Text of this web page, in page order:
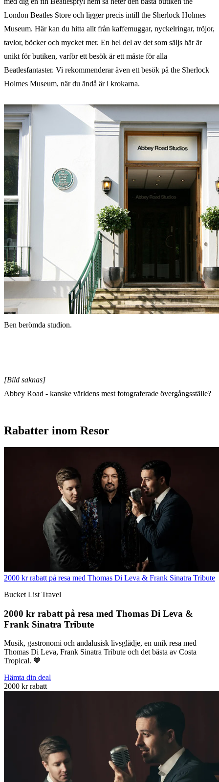
London Beatles Store och ligger precis intill the Sherlock Holmes
Museum. Här kan du hitta allt från kaffemuggar, nyckelringar, tröjor,
tavlor, böcker och mycket mer. En hel del av det som säljs här är
unikt för butiken, varför ett besök är ett måste för alla
Beatlesfantaster. Vi rekommenderar även ett besök på the Sherlock
Holmes Museum, när du ändå är i krokarna.
Ben berömda studion.
[Bild saknas]
Abbey Road - kanske världens mest fotograferade övergångsställe?
Rabatter inom Resor
2000 kr rabatt på resa med Thomas Di Leva & Frank Sinatra Tribute
Bucket List Travel
2000 kr rabatt på resa med Thomas Di Leva &
Frank Sinatra Tribute
Musik, gastronomi och andalusisk livsglädje, en unik resa med
Thomas Di Leva, Frank Sinatra Tribute och det bästa av Costa
Tropical. 💙
Hämta din deal
2000 kr rabatt